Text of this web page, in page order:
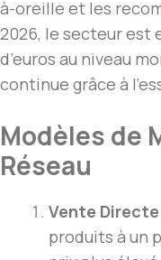
à-oreille et les
2026, le secteur est
d’euros au niveau
continue grâce à
Modèles de
Réseau
Vente Directe
produits à un